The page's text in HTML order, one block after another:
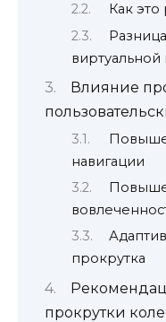
Как это
Влияние
навигации
прокрутка
прокрутки